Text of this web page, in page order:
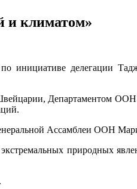
и климатом»
инициативе делегации
Департаментом
Ассамблеи ООН
природных